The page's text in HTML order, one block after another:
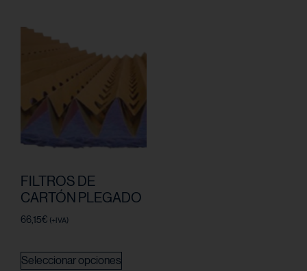
FILTROS DE
CARTÓN PLEGADO
66,15€ (+IVA)
Seleccionar opciones